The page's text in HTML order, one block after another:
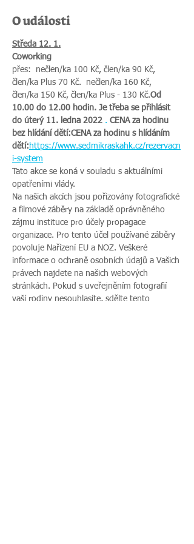
O události
Středa 12. 1.
Coworking
přes:
nečlen/ka 100 Kč, člen/ka 90 Kč,
člen/ka Plus 70 Kč.
nečlen/ka 160 Kč,
člen/ka 150 Kč, člen/ka Plus - 130 Kč.Od
10.00 do 12.00 hodin. Je třeba se přihlásit
do úterý 11. ledna 2022 . CENA za hodinu
bez hlídání dětí:CENA za hodinu s hlídáním
dětí: https://www.sedmikraskahk.cz/rezervacn
i-system
Tato akce se koná v souladu s aktuálními
opatřeními vlády.
Na našich akcích jsou pořizovány fotografické
a filmové záběry na základě oprávněného
zájmu instituce pro účely propagace
organizace. Pro tento účel používané záběry
povoluje Nařízení EU a NOZ. Veškeré
informace o ochraně osobních údajů a Vašich
právech najdete na našich webových
stránkách. Pokud s uveřejněním fotografií
vaší rodiny nesouhlasíte, sdělte tento